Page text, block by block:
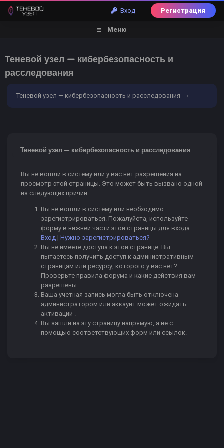
Вход Регистрация
Меню
Теневой узел — кибербезопасность и
расследования
Теневой узел — кибербезопасность и расследования ›
Теневой узел — кибербезопасность и расследования
Вы не вошли в систему или у вас нет разрешения на
просмотр этой страницы. Это может быть вызвано одной
из следующих причин:
Вы не вошли в систему или необходимо
зарегистрироваться. Пожалуйста, используйте
форму в нижней части этой страницы для входа.
Вход |Нужно зарегистрироваться?
Вы не имеете доступа к этой странице. Вы
пытаетесь получить доступ к административным
страницам или ресурсу, которого у вас нет?
Проверьте правила форума и какие действия вам
разрешены.
Ваша учетная запись могла быть отключена
администратором или аккаунт может ожидать
активации .
Вы зашли на эту страницу напрямую, а не с
помощью соответствующих форм или ссылок.